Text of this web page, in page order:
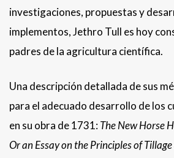
investigaciones, propuestas y
implementos, Jethro Tull es hoy
padres de la agricultura científica.
Una descripción detallada de sus
para el adecuado desarrollo de los
en su obra de 1731:The New Horse
Or an Essay on the Principles of